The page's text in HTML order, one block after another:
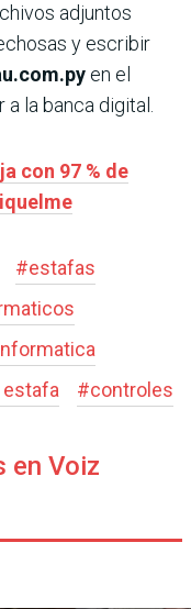
adjuntos
y escribir
en el
la banca digital.
con 97 % de
#estafas
#controles
en Voiz